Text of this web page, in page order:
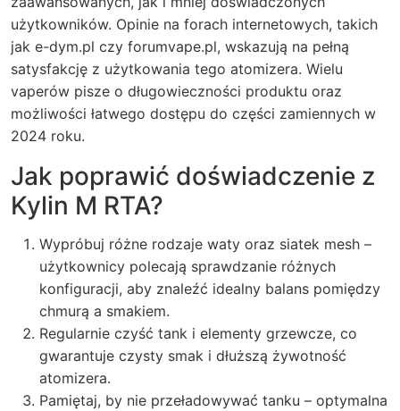
użytkowników. Opinie na forach internetowych, takich
jak e-dym.pl czy forumvape.pl, wskazują na pełną
satysfakcję z użytkowania tego atomizera. Wielu
vaperów pisze o długowieczności produktu oraz
możliwości łatwego dostępu do części zamiennych w
2024 roku.
Jak poprawić doświadczenie z
Kylin M RTA?
Wypróbuj różne rodzaje waty oraz siatek mesh –
użytkownicy polecają sprawdzanie różnych
konfiguracji, aby znaleźć idealny balans pomiędzy
chmurą a smakiem.
Regularnie czyść tank i elementy grzewcze, co
gwarantuje czysty smak i dłuższą żywotność
atomizera.
Pamiętaj, by nie przeładowywać tanku – optymalna